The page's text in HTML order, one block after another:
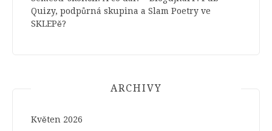
Quizy, podpůrná skupina a Slam Poetry ve
SKLEPě?
ARCHIVY
Květen 2026